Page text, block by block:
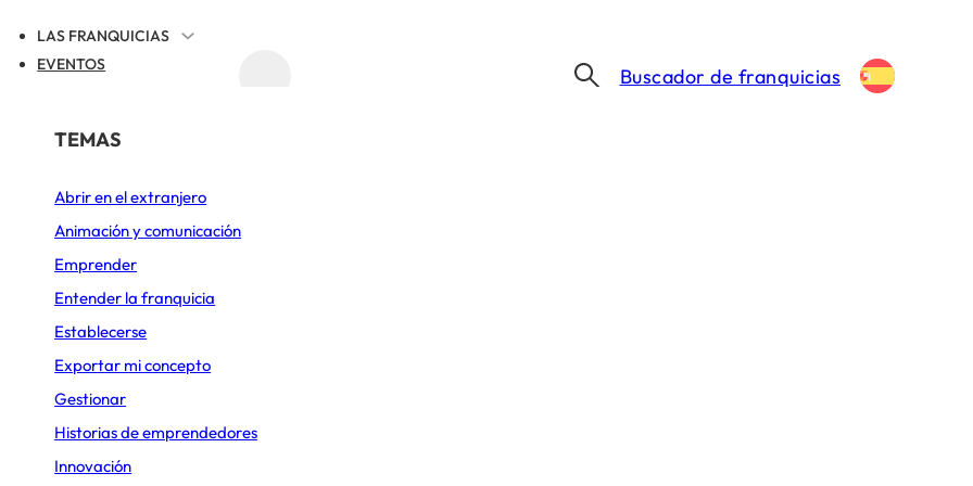
LAS FRANQUICIAS
POR SECTOR
Alimentación
Cafeterías
Comida rápida
Deportes y Ocio
Diseño de cocinas
EVENTOS
TEMAS
Abrir en el extranjero
Animación y comunicación
Emprender
Entender la franquicia
Establecerse
Exportar mi concepto
Gestionar
Historias de emprendedores
Innovación
Buscador de franquicias